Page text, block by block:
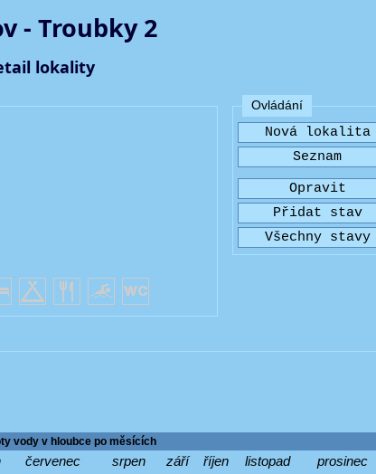
- Troubky 2
lokality
Ovládání
vody v hloubce po měsících
červenec srpen září říjen listopad
prosinec